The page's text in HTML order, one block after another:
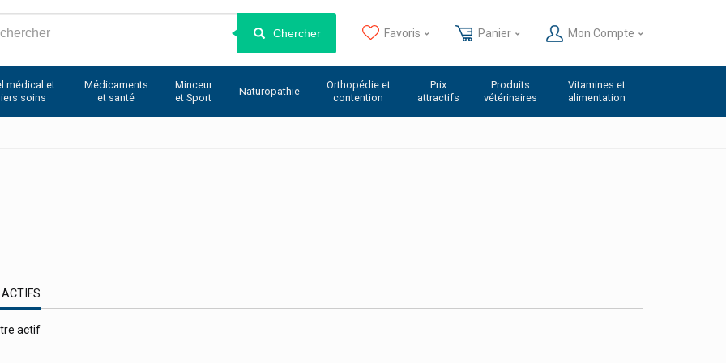
Chercher Favoris Panier Mon Compte
médical et
soins
Médicaments
et santé
Minceur
et Sport
Naturopathie
Orthopédie et
contention
Prix
attractifs
Produits
vétérinaires
Vitamines et
alimentation
ACTIFS
actif